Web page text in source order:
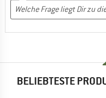
BELIEBTESTE